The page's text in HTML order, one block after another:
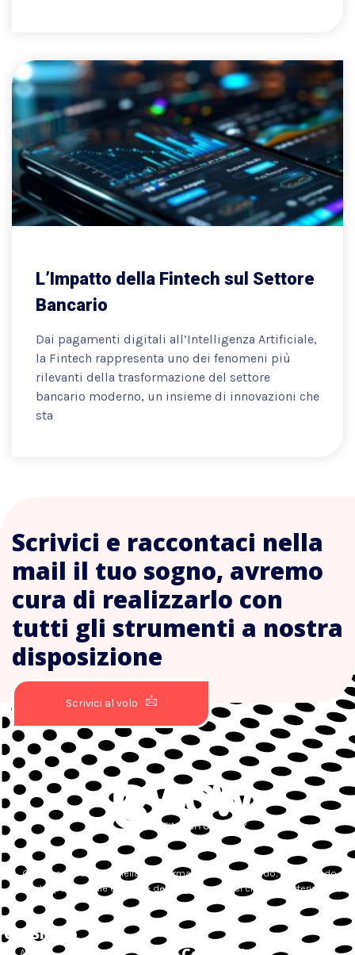
L’Impatto della Fintech sul Settore
Bancario
Dai pagamenti digitali all’Intelligenza Artificiale,
la Fintech rappresenta uno dei fenomeni più
rilevanti della trasformazione del settore
bancario moderno, un insieme di innovazioni che
sta
Scrivici e raccontaci nella
mail il tuo sogno, avremo
cura di realizzarlo con
tutti gli strumenti a nostra
disposizione
Scrivici al volo
Guidiamo le aziende nella loro forma digitale studiando, progettando e
sviluppando sulle esigenze dei singoli processi che la caratterizzano,
Chi Siamo
About